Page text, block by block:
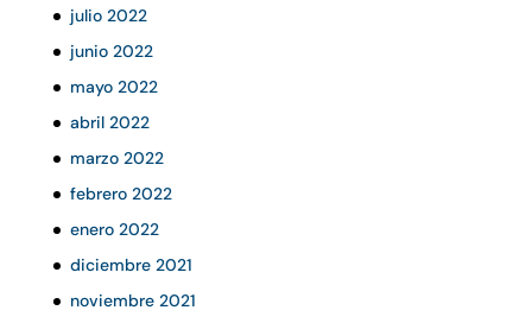
julio 2022
junio 2022
mayo 2022
abril 2022
marzo 2022
febrero 2022
enero 2022
diciembre 2021
noviembre 2021